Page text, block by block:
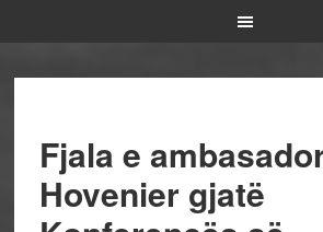
Fjala e
Hovenier gjatë